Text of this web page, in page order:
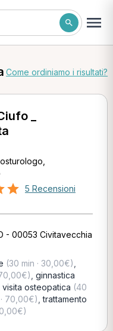
Come ordiniamo i risultati?
_
5 Recensioni
- 00053 Civitavecchia
(30 min · 30,00€)
ginnastica
visita osteopatica (40
70,00€) ,trattamento